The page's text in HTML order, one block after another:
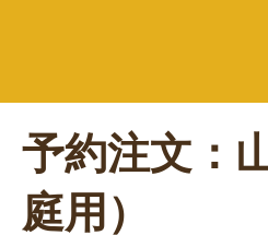
予約注文：
庭用）